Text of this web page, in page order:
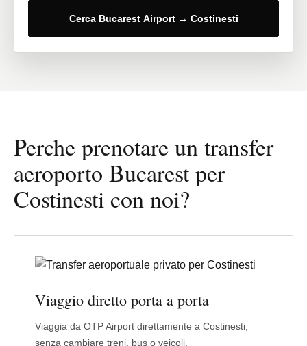
Cerca Bucarest Airport → Costinesti
Perche prenotare un transfer
aeroporto Bucarest per
Costinesti con noi?
Viaggio diretto porta a porta
Viaggia da OTP Airport direttamente a Costinesti,
senza cambiare treni, bus o veicoli.